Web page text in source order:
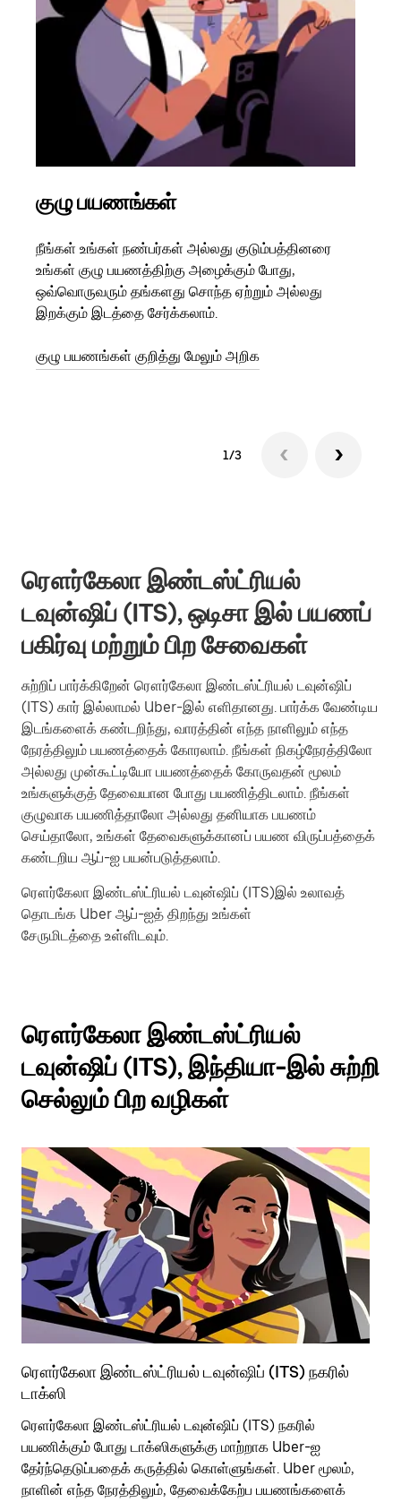
குழு பயணங்கள்
நீங்கள் உங்கள் நண்பர்கள் அல்லது குடும்பத்தினரை
உங்கள் குழு பயணத்திற்கு அழைக்கும் போது,
ஒவ்வொருவரும் தங்களது சொந்த ஏற்றும் அல்லது
இறக்கும் இடத்தை சேர்க்கலாம்.
குழு பயணங்கள் குறித்து மேலும் அறிக
1/3
ரௌர்கேலா இண்டஸ்ட்ரியல்
டவுன்ஷிப் (ITS), ஒடிசா இல் பயணப்
பகிர்வு மற்றும் பிற சேவைகள்
சுற்றிப் பார்க்கிறேன் ரௌர்கேலா இண்டஸ்ட்ரியல் டவுன்ஷிப்
(ITS) கார் இல்லாமல் Uber-இல் எளிதானது. பார்க்க வேண்டிய
இடங்களைக் கண்டறிந்து, வாரத்தின் எந்த நாளிலும் எந்த
நேரத்திலும் பயணத்தைக் கோரலாம். நீங்கள் நிகழ்நேரத்திலோ
அல்லது முன்கூட்டியோ பயணத்தைக் கோருவதன் மூலம்
உங்களுக்குத் தேவையான போது பயணித்திடலாம். நீங்கள்
குழுவாக பயணித்தாலோ அல்லது தனியாக பயணம்
செய்தாலோ, உங்கள் தேவைகளுக்கானப் பயண விருப்பத்தைக்
கண்டறிய ஆப்-ஐ பயன்படுத்தலாம்.
ரௌர்கேலா இண்டஸ்ட்ரியல் டவுன்ஷிப் (ITS)இல் உலாவத்
தொடங்க Uber ஆப்-ஐத் திறந்து உங்கள்
சேருமிடத்தை உள்ளிடவும்.
ரௌர்கேலா இண்டஸ்ட்ரியல்
டவுன்ஷிப் (ITS), இந்தியா-இல் சுற்றி
செல்லும் பிற வழிகள்
ரௌர்கேலா இண்டஸ்ட்ரியல் டவுன்ஷிப் (ITS) நகரில்
டாக்ஸி
ரௌர்கேலா இண்டஸ்ட்ரியல் டவுன்ஷிப் (ITS) நகரில்
பயணிக்கும் போது டாக்ஸிகளுக்கு மாற்றாக Uber-ஐ
தேர்ந்தெடுப்பதைக் கருத்தில் கொள்ளுங்கள். Uber மூலம்,
நாளின் எந்த நேரத்திலும், தேவைக்கேற்ப பயணங்களைக்